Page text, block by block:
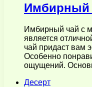
Имбирный
Имбирный чай с
является
чай придаст вам
Особенно
ощущений.
Десерт